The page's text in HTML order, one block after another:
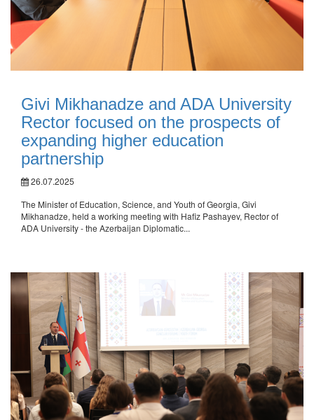
Givi Mikhanadze and ADA University
Rector focused on the prospects of
expanding higher education
partnership
26.07.2025
The Minister of Education, Science, and Youth of Georgia, Givi
Mikhanadze, held a working meeting with Hafiz Pashayev, Rector of
ADA University - the Azerbaijan Diplomatic...